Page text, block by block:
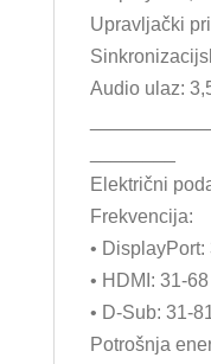
Upravljački
Audio ulaz:
Električni
Frekvencija:
•
• HDMI: 31-
• D-Sub: 31-
Potrošnja